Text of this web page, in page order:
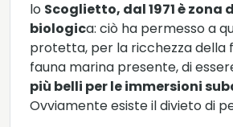
lo Scoglietto, dal 1971 è zona
biologica: ciò ha permesso a
protetta, per la ricchezza della
fauna marina presente, di
più belli per le immersioni
Ovviamente esiste il divieto di